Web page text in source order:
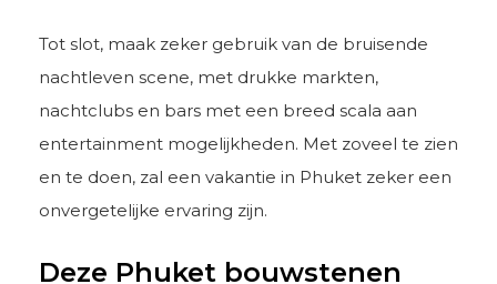
Tot slot, maak zeker gebruik van de bruisende
nachtleven scene, met drukke markten,
nachtclubs en bars met een breed scala aan
entertainment mogelijkheden. Met zoveel te zien
en te doen, zal een vakantie in Phuket zeker een
onvergetelijke ervaring zijn.
Deze Phuket bouwstenen